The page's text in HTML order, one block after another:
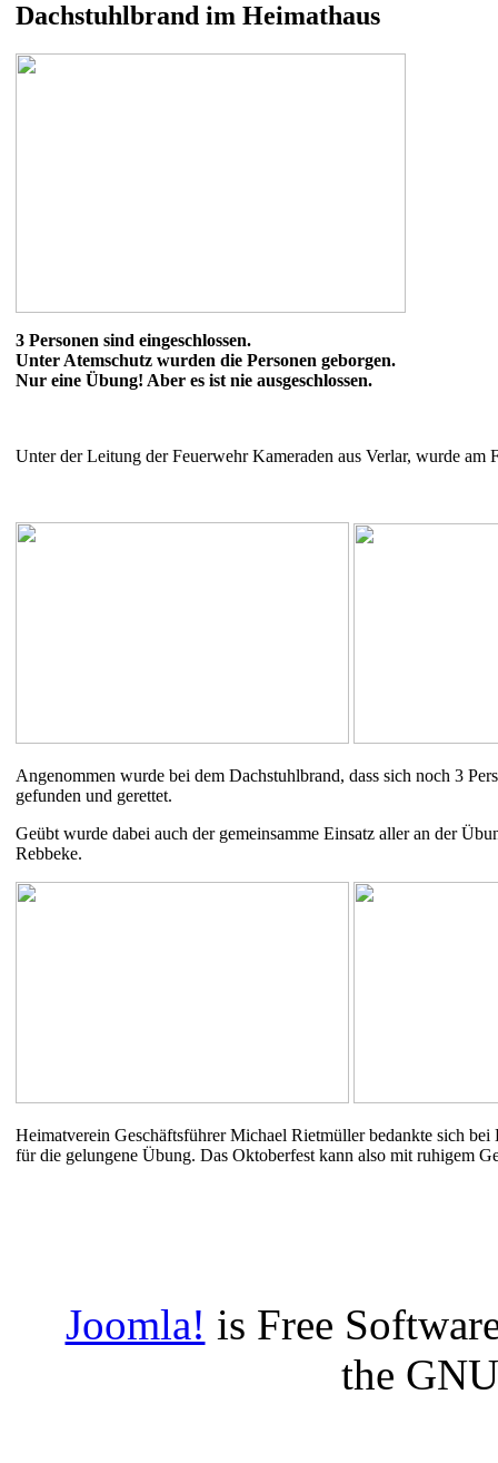
Dachstuhlbrand im Heimathaus
3 Personen sind eingeschlossen.
Unter Atemschutz wurden die Personen geborgen.
Nur eine Übung! Aber es ist nie ausgeschlossen.
Unter der Leitung der Feuerwehr Kameraden aus Verlar, wurde am
Angenommen wurde bei dem Dachstuhlbrand, dass sich noch 3
gefunden und gerettet.
Geübt wurde dabei auch der gemeinsamme Einsatz aller an der
Rebbeke.
Heimatverein Geschäftsführer Michael Rietmüller bedankte sich
für die gelungene Übung. Das Oktoberfest kann also mit ruhigem
Joomla! is Free
the